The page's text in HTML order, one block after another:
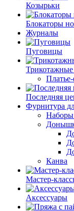
Козырьки
Блокаторы
Журналы
Пуговицы
Трикотажные
Последняя
Фурнитура
Наборы
Канва
Мастер-
Аксессуары